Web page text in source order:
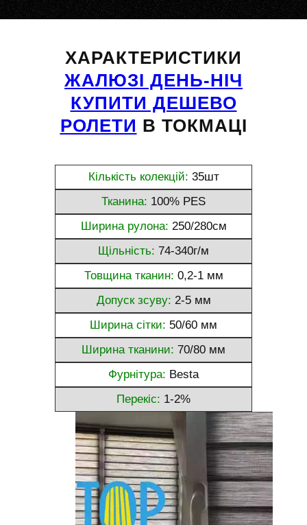
ХАРАКТЕРИСТИКИ
ЖАЛЮЗІ ДЕНЬ-НІЧ
КУПИТИ ДЕШЕВО
РОЛЕТИ В ТОКМАЦІ
Кількість колекцій: 35шт
Тканина: 100% PES
Ширина рулона: 250/280см
Щільність: 74-340г/м
Товщина тканин: 0,2-1 мм
Допуск зсуву: 2-5 мм
Ширина сітки: 50/60 мм
Ширина тканини: 70/80 мм
Фурнітура: Besta
Перекіс: 1-2%